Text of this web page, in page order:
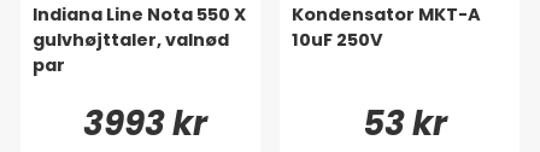
Indiana Line Nota 550 X
gulvhøjttaler, valnød
par
3993 kr
Kondensator MKT-A
10uF 250V
53 kr